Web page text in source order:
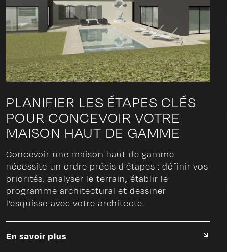
PLANIFIER LES ÉTAPES CLÉS
POUR CONCEVOIR VOTRE
MAISON HAUT DE GAMME
Concevoir une maison haut de gamme
nécessite un ordre précis d’étapes : définir vos
priorités, analyser le terrain, établir le
programme architectural et dessiner
l’esquisse avec votre architecte.
En savoir plus